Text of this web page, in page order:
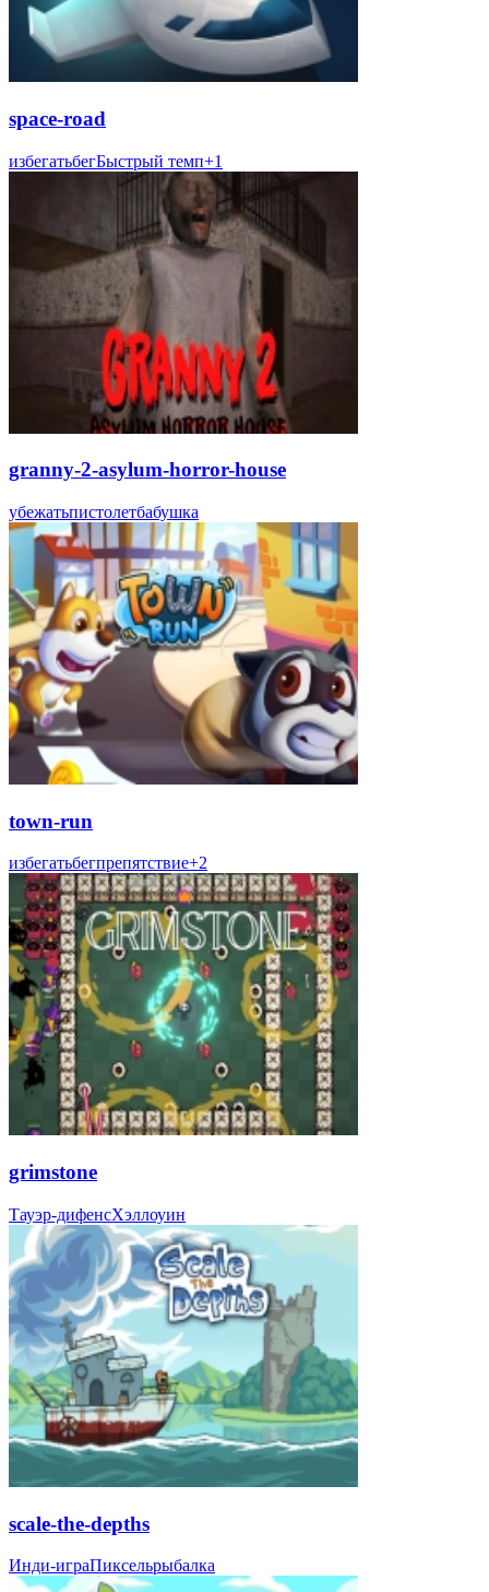
space-road
избегатьбегБыстрый темп+1
granny-2-asylum-horror-house
убежатьпистолетбабушка
town-run
избегатьбегпрепятствие+2
grimstone
Тауэр-дифенсХэллоуин
scale-the-depths
Инди-играПиксельрыбалка